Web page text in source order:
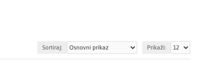
Sortiraj: Prikaži: